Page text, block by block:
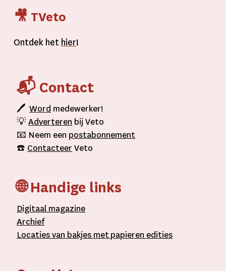
🎥 TVeto
Ontdek het hier!
📬 Contact
🖊Word medewerker!
💡Adverteren bij Veto
📧 Neem een postabonnement
☎️ Contacteer Veto
🌐 Handige links
Digitaal magazine
Archief
Locaties van bakjes metpapieren edities